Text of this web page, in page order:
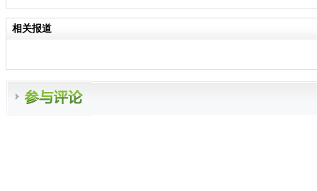
相关报道